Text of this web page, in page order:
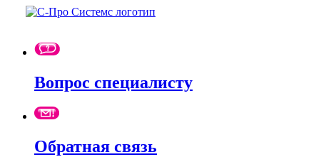
Вопрос специалисту
Обратная связь